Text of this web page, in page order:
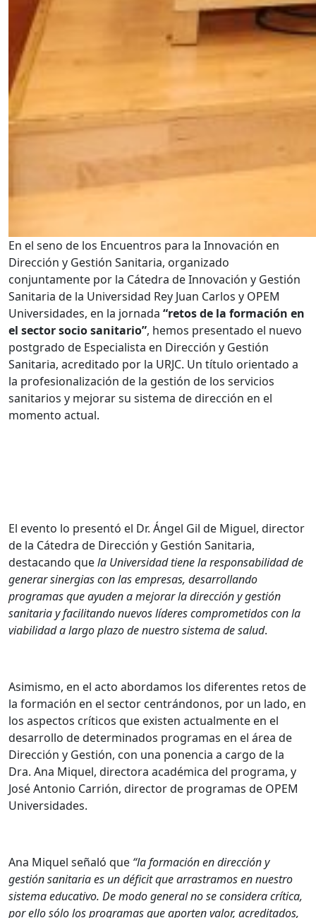
En el seno de los Encuentros para la Innovación en
Dirección y Gestión Sanitaria, organizado
conjuntamente por la Cátedra de Innovación y Gestión
Sanitaria de la Universidad Rey Juan Carlos y OPEM
Universidades, en la jornada “retos de la formación en
el sector socio sanitario”, hemos presentado el nuevo
postgrado de Especialista en Dirección y Gestión
Sanitaria, acreditado por la URJC. Un título orientado a
la profesionalización de la gestión de los servicios
sanitarios y mejorar su sistema de dirección en el
momento actual.
El evento lo presentó el Dr. Ángel Gil de Miguel, director
de la Cátedra de Dirección y Gestión Sanitaria,
destacando quela Universidad tiene la responsabilidad de
generar sinergias con las empresas, desarrollando
programas que ayuden a mejorar la dirección y gestión
sanitaria y facilitando nuevos líderes comprometidos con la
viabilidad a largo plazo de nuestro sistema de salud.
Asimismo, en el acto abordamos los diferentes retos de
la formación en el sector centrándonos, por un lado, en
los aspectos críticos que existen actualmente en el
desarrollo de determinados programas en el área de
Dirección y Gestión, con una ponencia a cargo de la
Dra. Ana Miquel, directora académica del programa, y
José Antonio Carrión, director de programas de OPEM
Universidades.
Ana Miquel señaló que “la formación en dirección y
gestión sanitaria es un déficit que arrastramos en nuestro
sistema educativo. De modo general no se considera crítica,
por ello sólo los programas que aporten valor, acreditados,